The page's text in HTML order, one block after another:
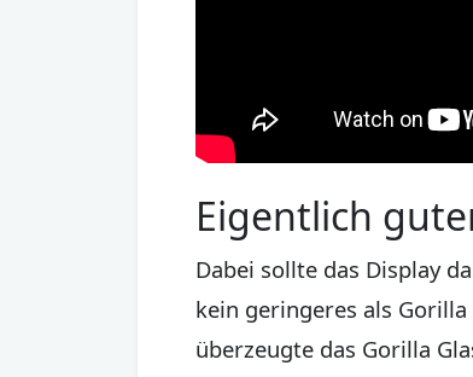
Eigentlich
Dabei sollte das Display
kein geringeres als
überzeugte das Gorilla